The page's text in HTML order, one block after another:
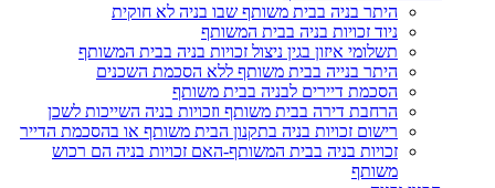
היתר בניה בבית משותף שבו בניה לא חוקית
ניוד זכויות בניה בבית המשותף
תשלומי איזון בגין ניצול זכויות בניה בבית המשותף
היתר בנייה בבית משותף ללא הסכמת השכנים
הסכמת דיירים לבניה בבית משותף
הרחבת דירה בבית משותף וזכויות בניה השייכות לשכן
רישום זכויות בניה בתקנון הבית משותף או בהסכמת הדייר
זכויות בניה בבית המשותף-האם זכויות בניה הם רכוש
משותף